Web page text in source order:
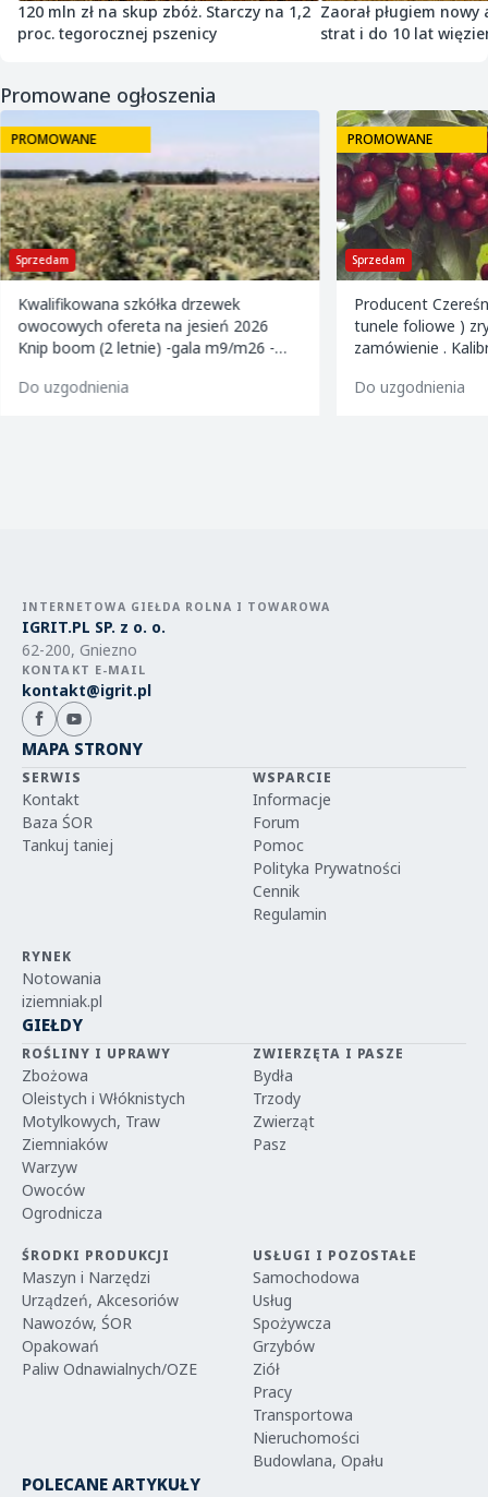
120 mln zł na skup zbóż. Starczy na 1,2
proc. tegorocznej pszenicy
Zaorał pługiem nowy
strat i do 10 lat
Promowane ogłoszenia
2026
m9/m26 -
Sprzedam
Producent Czereśni klasy premium (
tunele foliowe ) zrywane na świeżo pod
zamówienie . Kalibrowane , chłodzone i
INTERNETOWA GIEŁDA ROLNA I TOWAROWA
IGRIT.PL SP. z o. o.
62-200, Gniezno
KONTAKT E-MAIL
kontakt@igrit.pl
MAPA STRONY
SERWIS
Kontakt
Baza ŚOR
Tankuj taniej
WSPARCIE
Informacje
Forum
Pomoc
Polityka Prywatności
Cennik
Regulamin
RYNEK
Notowania
iziemniak.pl
GIEŁDY
ROŚLINY I UPRAWY
Zbożowa
Oleistych i Włóknistych
Motylkowych, Traw
Ziemniaków
Warzyw
Owoców
Ogrodnicza
ZWIERZĘTA I PASZE
Bydła
Trzody
Zwierząt
Pasz
ŚRODKI PRODUKCJI
Maszyn i Narzędzi
Urządzeń, Akcesoriów
Nawozów, ŚOR
Opakowań
Paliw Odnawialnych/OZE
USŁUGI I POZOSTAŁE
Samochodowa
Usług
Spożywcza
Grzybów
Ziół
Pracy
Transportowa
Nieruchomości
Budowlana, Opału
POLECANE ARTYKUŁY